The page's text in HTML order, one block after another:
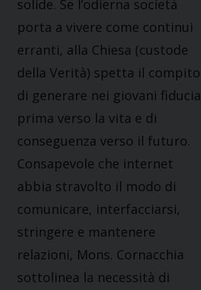
solide. Se l’odierna società
porta a vivere come continui
erranti, alla Chiesa (custode
della Verità) spetta il compito
di generare nei giovani fiducia
prima verso la vita e di
conseguenza verso il futuro.
Consapevole che internet
abbia stravolto il modo di
comunicare, interfacciarsi,
stringere e mantenere
relazioni, Mons. Cornacchia
sottolinea la necessità di